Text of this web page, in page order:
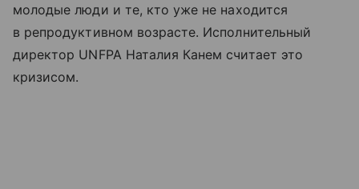
молодые люди и те, кто уже не находится
в репродуктивном возрасте. Исполнительный
директор UNFPA Наталия Канем считает это
кризисом.